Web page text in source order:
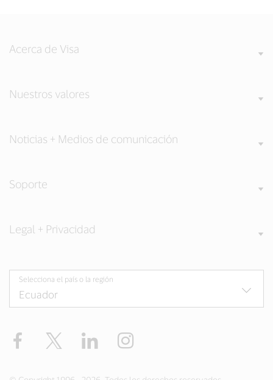
Acerca de Visa
Nuestros valores
Noticias + Medios de comunicación
Soporte
Legal + Privacidad
Selecciona el país o la región
Facebook Twitter LinkedIn